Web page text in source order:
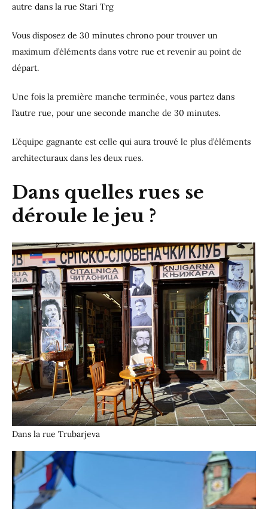
autre dans la rue Stari Trg
Vous disposez de 30 minutes chrono pour trouver un
maximum d’éléments dans votre rue et revenir au point de
départ.
Une fois la première manche terminée, vous partez dans
l’autre rue, pour une seconde manche de 30 minutes.
L’équipe gagnante est celle qui aura trouvé le plus d’éléments
architecturaux dans les deux rues.
Dans quelles rues se
déroule le jeu ?
Dans la rue Trubarjeva